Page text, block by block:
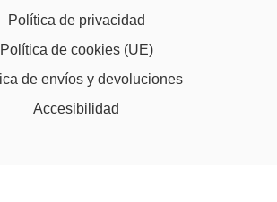
Política de privacidad
Política de cookies (UE)
de envíos y devoluciones
Accesibilidad